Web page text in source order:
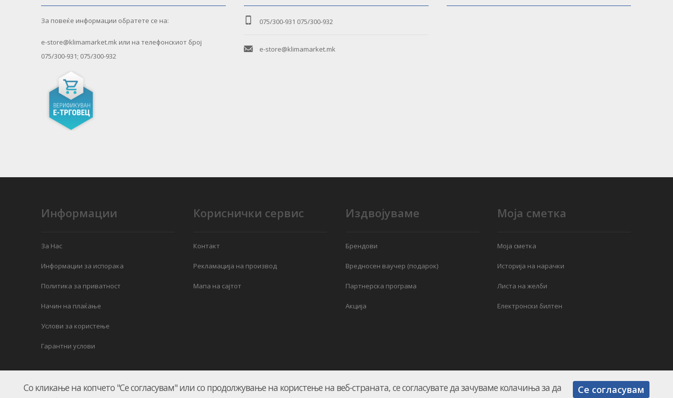
За повеќе информации обратете се на:
e-store@klimamarket.mk или на телефонскиот број
075/300-931; 075/300-932
075/300-931 075/300-932
e-store@klimamarket.mk
Информации
За Нас
Информации за испорака
Политика за приватност
Начин на плаќање
Услови за користење
Гарантни услови
Кориснички сервис
Контакт
Рекламација на производ
Мапа на сајтот
Издвојуваме
Брендови
Вредносен ваучер (подарок)
Партнерска програма
Акција
Моја сметка
Моја сметка
Историја на нарачки
Листа на желби
Електронски билтен
UKION SHOPS
Се согласувам
Со кликање на копчето "Се согласувам" или со продолжување на користење на веб-страната, се согласувате да зачуваме колачиња за да